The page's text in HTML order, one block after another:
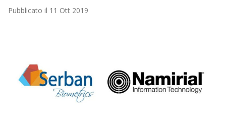
Pubblicato il 11 Ott 2019